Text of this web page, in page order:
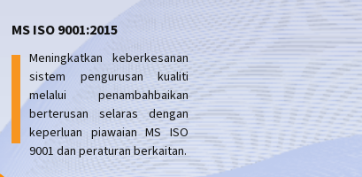
MS ISO 9001:2015
Meningkatkan keberkesanan
sistem pengurusan kualiti
melalui penambahbaikan
berterusan selaras dengan
keperluan piawaian MS ISO
9001 dan peraturan berkaitan.